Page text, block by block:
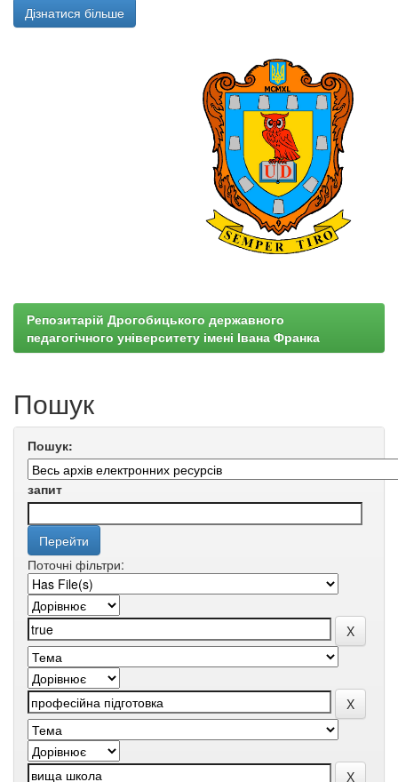
Дізнатися більше
Репозитарій Дрогобицького державного
педагогічного університету імені Івана Франка
Пошук
Пошук:
запит
Поточні фільтри: